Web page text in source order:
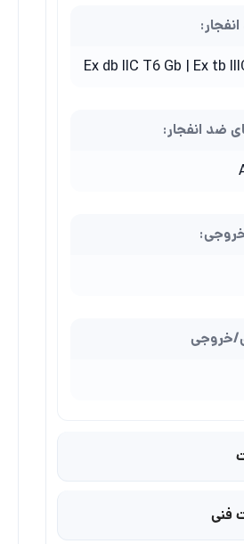
Ex db IIC T6 Gb | Ex tb
ضد انفجار:
خروجی
فنی